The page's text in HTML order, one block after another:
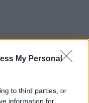
My Personal
to third parties, or
information for
spodbujanje
z žaljivimi,